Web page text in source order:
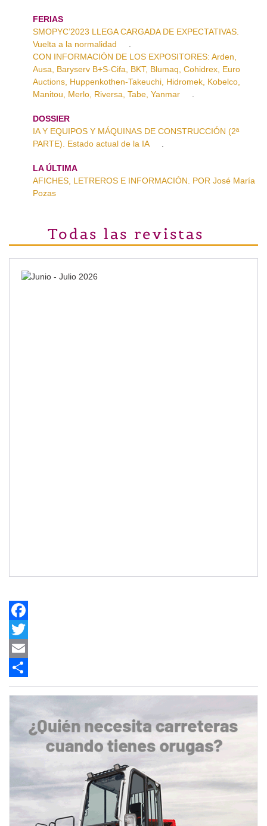
FERIAS
SMOPYC’2023 LLEGA CARGADA DE EXPECTATIVAS.
Vuelta a la normalidad
CON INFORMACIÓN DE LOS EXPOSITORES: Arden,
Ausa, Baryserv B+S-Cifa, BKT, Blumaq, Cohidrex, Euro
Auctions, Huppenkothen-Takeuchi, Hidromek, Kobelco,
Manitou, Merlo, Riversa, Tabe, Yanmar
DOSSIER
IA Y EQUIPOS Y MÁQUINAS DE CONSTRUCCIÓN (2ª
PARTE). Estado actual de la IA
LA ÚLTIMA
AFICHES, LETREROS E INFORMACIÓN. POR José María
Pozas
Todas las revistas
Facebook
Twitter
Email
Share